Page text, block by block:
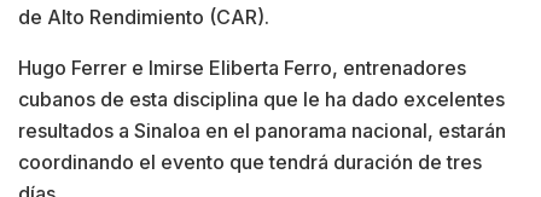
de Alto Rendimiento (CAR).
Hugo Ferrer e Imirse Eliberta Ferro, entrenadores
cubanos de esta disciplina que le ha dado excelentes
resultados a Sinaloa en el panorama nacional, estarán
coordinando el evento que tendrá duración de tres